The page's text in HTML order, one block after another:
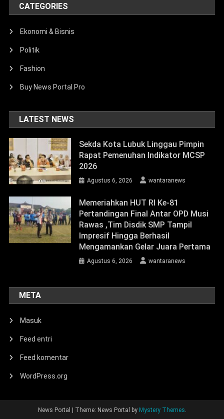
CATEGORIES
Ekonomi & Bisnis
Politik
Fashion
Buy News Portal Pro
LATEST NEWS
Sekda Kota Lubuk Linggau Pimpin
Rapat Pemenuhan Indikator MCSP
2026
Agustus 6, 2026 wantaranews
Memeriahkan HUT RI Ke-81
Pertandingan Final Antar OPD Musi
Rawas ,Tim Disdik SMP Tampil
Impresif Hingga Berhasil
Mengamankan Gelar Juara Pertama
Agustus 6, 2026 wantaranews
META
Masuk
Feed entri
Feed komentar
WordPress.org
News Portal | Theme: News Portal by Mystery Themes.